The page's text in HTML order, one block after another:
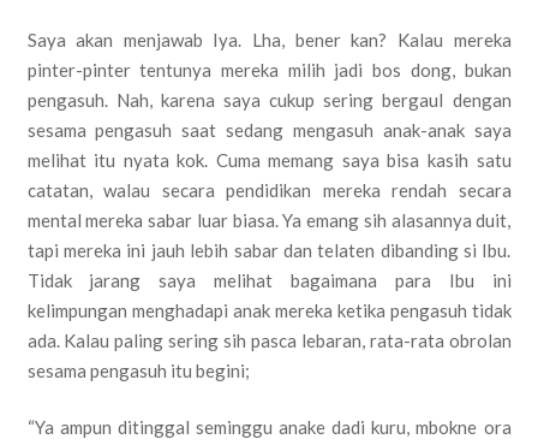
Saya akan menjawab Iya. Lha, bener kan? Kalau mereka
pinter-pinter tentunya mereka milih jadi bos dong, bukan
pengasuh. Nah, karena saya cukup sering bergaul dengan
sesama pengasuh saat sedang mengasuh anak-anak saya
melihat itu nyata kok. Cuma memang saya bisa kasih satu
catatan, walau secara pendidikan mereka rendah secara
mental mereka sabar luar biasa. Ya emang sih alasannya duit,
tapi mereka ini jauh lebih sabar dan telaten dibanding si Ibu.
Tidak jarang saya melihat bagaimana para Ibu ini
kelimpungan menghadapi anak mereka ketika pengasuh tidak
ada. Kalau paling sering sih pasca lebaran, rata-rata obrolan
sesama pengasuh itu begini;
“Ya ampun ditinggal seminggu anake dadi kuru, mbokne ora